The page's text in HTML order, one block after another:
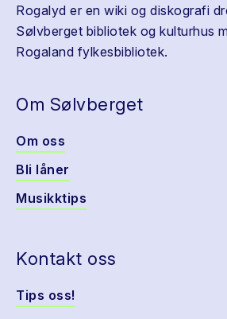
Rogalyd er en wiki og diskografi
Sølvberget bibliotek og kulturhus
Rogaland fylkesbibliotek.
Om Sølvberget
Om oss
Bli låner
Musikktips
Kontakt oss
Tips oss!